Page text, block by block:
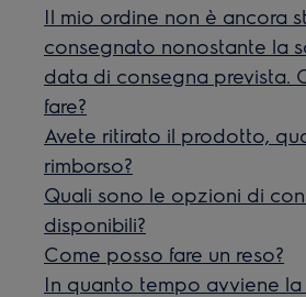
Il mio ordine non è ancora
consegnato nonostante la
data di consegna prevista.
fare?
Avete ritirato il prodotto,
rimborso?
Quali sono le opzioni di
disponibili?
Come posso fare un reso?
In quanto tempo avviene la